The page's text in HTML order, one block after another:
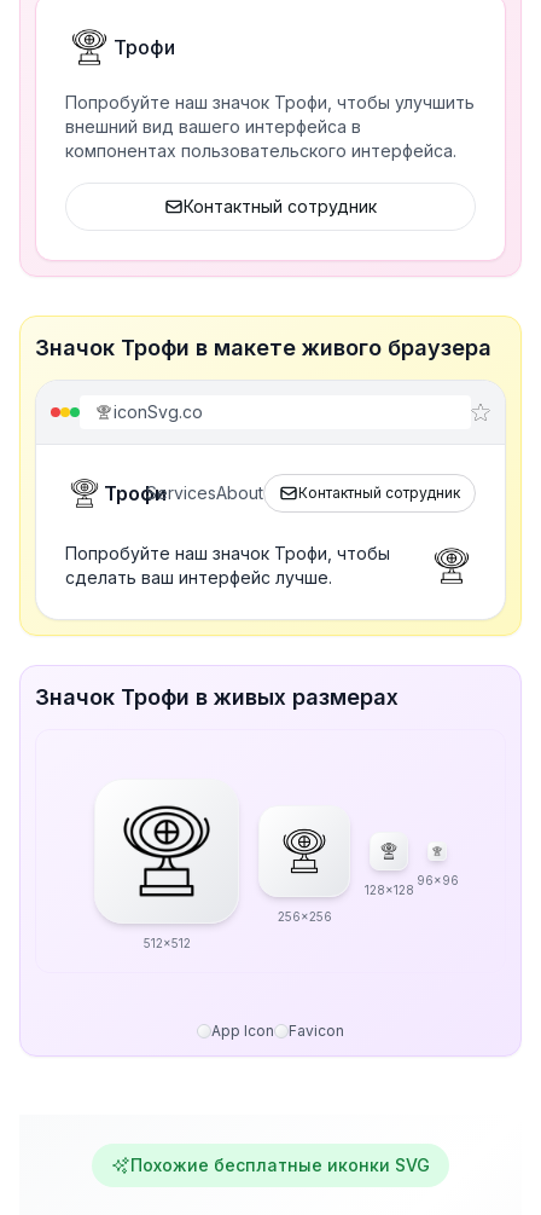
Трофи
Попробуйте наш значок Трофи, чтобы улучшить
внешний вид вашего интерфейса в
компонентах пользовательского интерфейса.
Контактный сотрудник
Значок Трофи в макете живого браузера
iconSvg.co
ТрофиServicesAbout Контактный сотрудник
Попробуйте наш значок Трофи, чтобы
сделать ваш интерфейс лучше.
Значок Трофи в живых размерах
512x512
256x256
128x128
96x96
App Icon Favicon
Похожие бесплатные иконки SVG